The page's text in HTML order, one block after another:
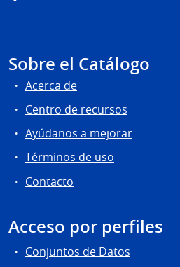
Sobre el Catálogo
Acerca de
Centro de recursos
Ayúdanos a mejorar
Términos de uso
Contacto
Acceso por perfiles
Conjuntos de Datos